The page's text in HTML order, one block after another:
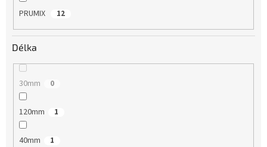
PRUMIX 12
Délka
30mm 0
120mm 1
40mm 1